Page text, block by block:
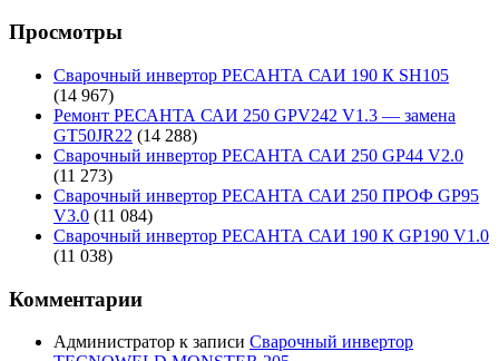
Просмотры
Сварочный инвертор РЕСАНТА САИ 190 К SH105
(14 967)
Ремонт РЕСАНТА САИ 250 GPV242 V1.3 — замена
GT50JR22 (14 288)
Сварочный инвертор РЕСАНТА САИ 250 GP44 V2.0
(11 273)
Сварочный инвертор РЕСАНТА САИ 250 ПРОФ GP95
V3.0 (11 084)
Сварочный инвертор РЕСАНТА САИ 190 К GP190 V1.0
(11 038)
Комментарии
Администратор к записи Сварочный инвертор